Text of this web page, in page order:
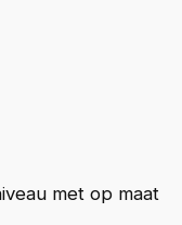
met op maat